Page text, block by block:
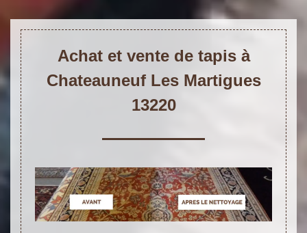
Achat et vente de tapis à
Chateauneuf Les Martigues
13220